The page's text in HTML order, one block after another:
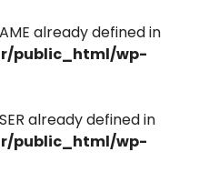
already defined in
public_html/wp-
already defined in
public_html/wp-